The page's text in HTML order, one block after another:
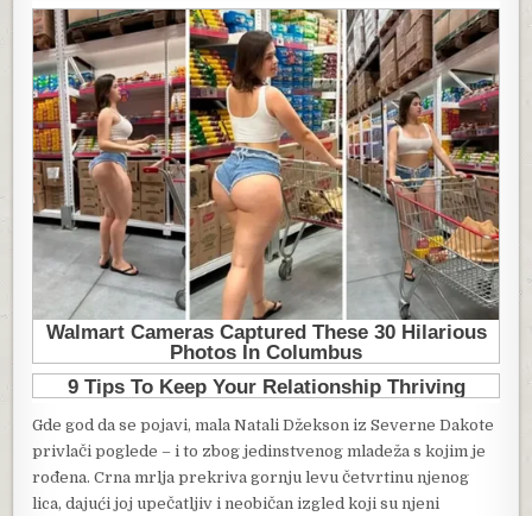
GODINA
I
NIKO
NE
MOŽE
DA
VERUJE
KAKO
IZGLEDA
Gde god da se pojavi, mala Natali Džekson iz Severne Dakote
privlači poglede – i to zbog jedinstvenog mladeža s kojim je
rođena. Crna mrlja prekriva gornju levu četvrtinu njenog
lica, dajući joj upečatljiv i neobičan izgled koji su njeni